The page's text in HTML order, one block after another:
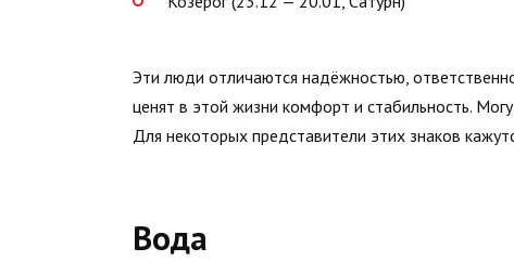
Эти люди отличаются надёжностью,
ценят в этой жизни комфорт и стабильность.
Для некоторых представители этих знаков
Вода